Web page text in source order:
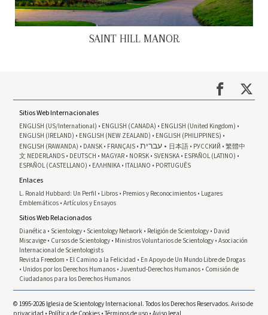
SAINT HILL MANOR
Sitios Web Internacionales
ENGLISH (US/International) ENGLISH (CANADA)
ENGLISH (United Kingdom)
ENGLISH (IRELAND)
ENGLISH (NEW ZEALAND)
ENGLISH (PHILIPPINES)
ENGLISH (RAWANDA)
DANSK FRANÇAIS עברית 日本語 РУССКИЙ
繁體中
文 NEDERLANDS DEUTSCH MAGYAR NORSK SVENSKA ESPAÑOL (LATINO)
ESPAÑOL (CASTELLANO)
ΕΛΛΗΝΙΚA ITALIANO PORTUGUÊS
Enlaces
L. Ronald Hubbard: Un Perfil Libros Premios y Reconocimientos Lugares
Emblemáticos Artículos y Ensayos
Sitios Web Relacionados
Dianética Scientology Scientology Network Religión de Scientology David
Miscavige Cursos de Scientology Ministros Voluntarios de Scientology Asociación
Internacional de Scientologists
Revista Freedom
El Camino a la Felicidad
En Apoyo de Un Mundo Libre de Drogas
Unidos por los Derechos Humanos Juventud-Derechos Humanos Comisión de
Ciudadanos para los Derechos Humanos
© 1995-2026 Iglesia de Scientology Internacional. Todos los Derechos Reservados.Aviso de